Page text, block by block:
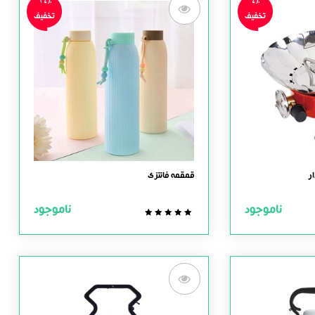
out
تخفیف
قمقمه فانتزی
ناموجود
تخفیف
ناموجود